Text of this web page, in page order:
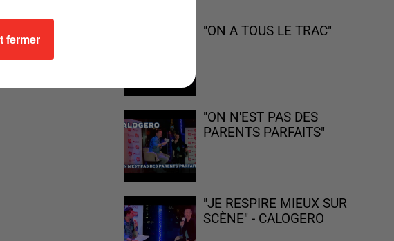
la passion
encore ?
quant à la
avec, ce serait
"ON A TOUS LE TRAC"
"ON N'EST PAS DES
PARENTS PARFAITS"
"JE RESPIRE MIEUX SUR
SCÈNE" - CALOGERO
fermer